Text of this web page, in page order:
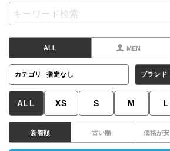
ALL MEN
カテゴリ 指定なし ブランド
ALL XS S M L
新着順 古い順 価格が